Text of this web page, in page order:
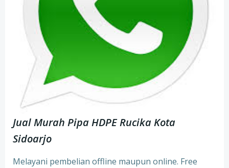
Jual Murah Pipa HDPE Rucika Kota
Sidoarjo
Melayani pembelian offline maupun online. Free